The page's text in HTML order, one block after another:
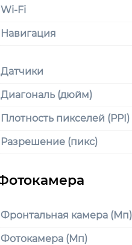
Wi-Fi
Навигация
Датчики
Диагональ (дюйм)
Плотность пикселей (PPI)
Разрешение (пикс)
Фронтальная камера (Мп)
Фотокамера (Мп)